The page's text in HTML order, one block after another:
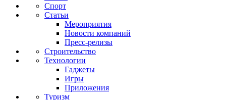
Спорт
Статьи
Мероприятия
Новости компаний
Пресс-релизы
Строительство
Технологии
Гаджеты
Игры
Приложения
Туризм